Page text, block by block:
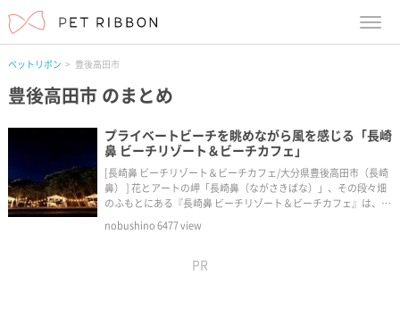
ペットリボン 豊後高田市
豊後高田市のまとめ
プライベートビーチを眺めながら風を感じる「長崎
鼻 ビーチリゾート＆ビーチカフェ」
[長崎鼻 ビーチリゾート＆ビーチカフェ/大分県豊後高田市（長崎
鼻） ] 花とアートの岬「長崎鼻（ながさきばな）」、その段々畑
のふもとにある『長崎鼻 ビーチリゾート＆ビーチカフェ』は、犬
も一緒に食事ができるカフェ・レストランです。
nobushino6477view
PR